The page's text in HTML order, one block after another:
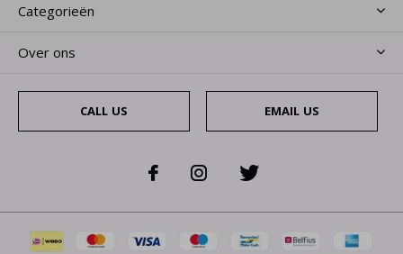
Categorieën
Over ons
CALL US EMAIL US